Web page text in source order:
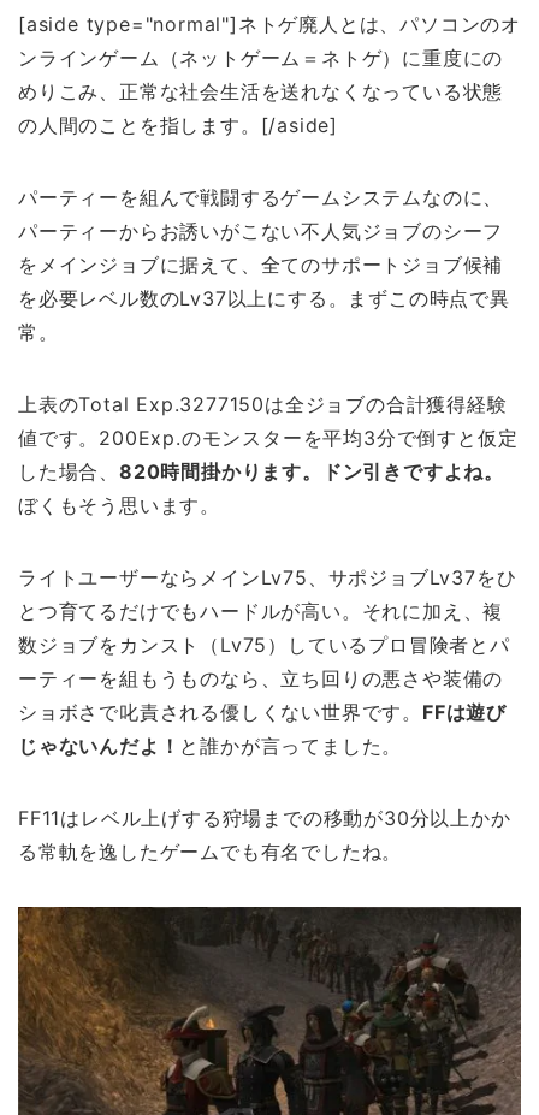
[aside type="normal"]ネトゲ廃人とは、パソコンのオ
ンラインゲーム（ネットゲーム＝ネトゲ）に重度にの
めりこみ、正常な社会生活を送れなくなっている状態
の人間のことを指します。[/aside]
パーティーを組んで戦闘するゲームシステムなのに、
パーティーからお誘いがこない不人気ジョブのシーフ
をメインジョブに据えて、全てのサポートジョブ候補
を必要レベル数のLv37以上にする。まずこの時点で異
常。
上表のTotal Exp.3277150は全ジョブの合計獲得経験
値です。200Exp.のモンスターを平均3分で倒すと仮定
した場合、 820時間掛かります。ドン引きですよね。
ぼくもそう思います。
ライトユーザーならメインLv75、サポジョブLv37をひ
とつ育てるだけでもハードルが高い。それに加え、複
数ジョブをカンスト（Lv75）しているプロ冒険者とパ
ーティーを組もうものなら、立ち回りの悪さや装備の
ショボさで叱責される優しくない世界です。 FFは遊び
じゃないんだよ！ と誰かが言ってました。
FF11はレベル上げする狩場までの移動が30分以上かか
る常軌を逸したゲームでも有名でしたね。